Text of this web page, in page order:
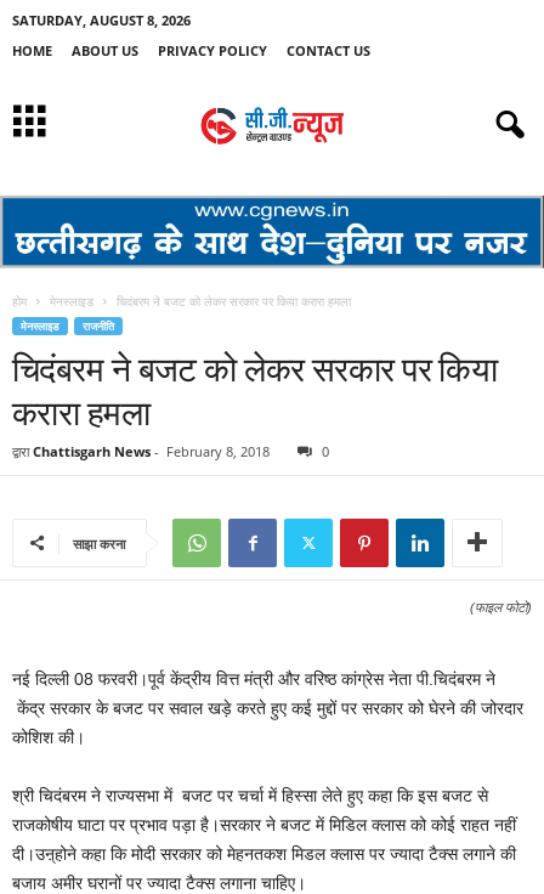
SATURDAY, AUGUST 8, 2026
HOME
ABOUT US PRIVACY POLICY CONTACT US
होम मेनस्लाइड चिदंबरम ने बजट को लेकर सरकार पर किया करारा हमला
मेनस्लाइड राजनीति
चिदंबरम ने बजट को लेकर सरकार पर किया
करारा हमला
द्वारा Chattisgarh News - February 8, 2018 0
साझा करना
(फाइल फोटो)
नई दिल्ली 08 फरवरी।पूर्व केंद्रीय वित्त मंत्री और वरिष्ठ कांग्रेस नेता पी.चिदंबरम ने
केंद्र सरकार के बजट पर सवाल खड़े करते हुए कई मुद्दों पर सरकार को घेरने की जोरदार
कोशिश की।
श्री चिदंबरम ने राज्यसभा में बजट पर चर्चा में हिस्सा लेते हुए कहा कि इस बजट से
राजकोषीय घाटा पर प्रभाव पड़ा है।सरकार ने बजट में मिडिल क्लास को कोई राहत नहीं
दी।उऩ्होने कहा कि मोदी सरकार को मेहनतकश मिडल क्लास पर ज्यादा टैक्स लगाने की
बजाय अमीर घरानों पर ज्यादा टैक्स लगाना चाहिए।